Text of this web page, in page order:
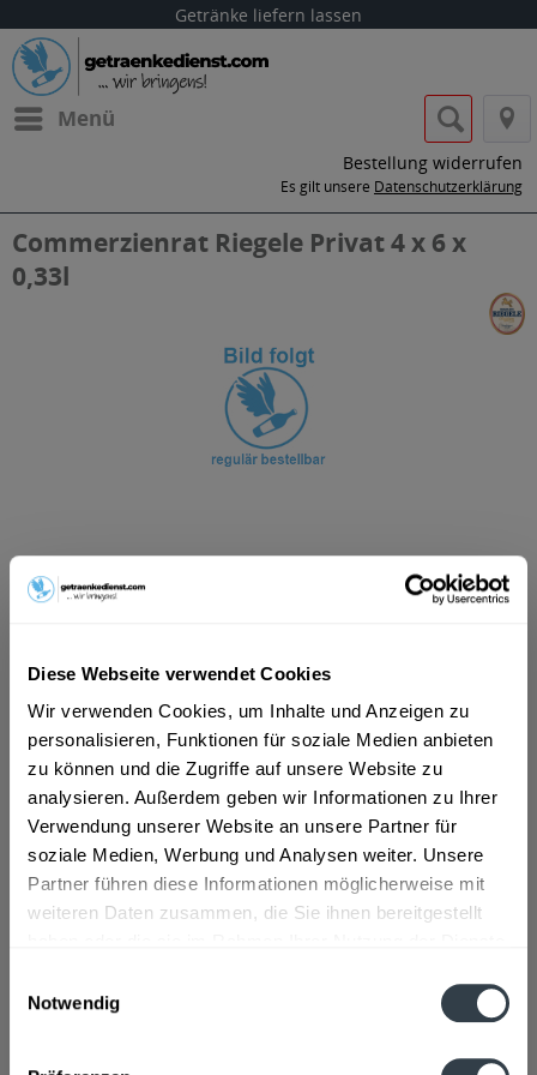
Diese Webseite verwendet Cookies
Wir verwenden Cookies, um Inhalte und Anzeigen zu
personalisieren, Funktionen für soziale Medien anbieten
zu können und die Zugriffe auf unsere Website zu
analysieren. Außerdem geben wir Informationen zu Ihrer
Verwendung unserer Website an unsere Partner für
soziale Medien, Werbung und Analysen weiter. Unsere
Partner führen diese Informationen möglicherweise mit
weiteren Daten zusammen, die Sie ihnen bereitgestellt
Notwendig
Getränke liefern lassen
Menü
Bestellung widerrufen
Es gilt unsere Datenschutzerklärung
Commerzienrat Riegele Privat 4 x 6 x
0,33l
inkl. MwSt.ggf. zzgl. Erschwerniszuschlag
Vorrätig
MEHRWEG
+3,42 € Pfand
In den Warenkorb
Artikel-Nr.:
20126
Verfügbar in: